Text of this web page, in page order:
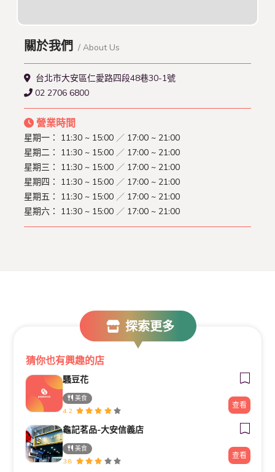
關於我們 / About Us
台北市大安區仁愛路四段48巷30-1號
02 2706 6800
營業時間
星期一： 11:30 ~ 15:00 ／ 17:00 ~ 21:00
星期二： 11:30 ~ 15:00 ／ 17:00 ~ 21:00
星期三： 11:30 ~ 15:00 ／ 17:00 ~ 21:00
星期四： 11:30 ~ 15:00 ／ 17:00 ~ 21:00
星期五： 11:30 ~ 15:00 ／ 17:00 ~ 21:00
星期六： 11:30 ~ 15:00 ／ 17:00 ~ 21:00
探索更多
猜你也有興趣的店
騷豆花
美食
4.2
查看
龜記茗品-大安信義店
美食
3.8
查看